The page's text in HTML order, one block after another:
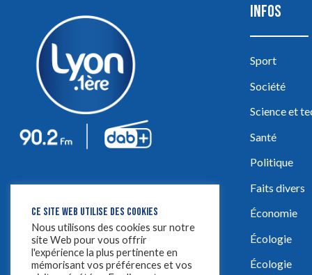
INFOS
Sport
Société
Science et
Santé
Politique
Faits divers
Économie
Écologie
Écologie
CE SITE WEB UTILISE DES COOKIES
Nous utilisons des cookies sur notre
site Web pour vous offrir
l'expérience la plus pertinente en
mémorisant vos préférences et vos